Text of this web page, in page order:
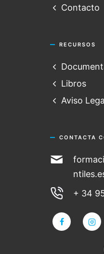
Contacto
RECURSOS
Libros
Aviso
CONTACTA
+ 34